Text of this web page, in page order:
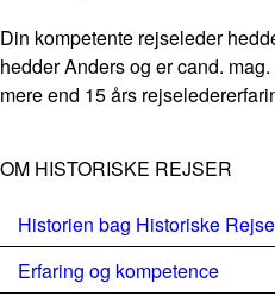
Din kompetente rejseleder
hedder Anders og er cand.
mere end 15 års
OM HISTORISKE REJSER
Historien bag Historiske
Erfaring og kompetence